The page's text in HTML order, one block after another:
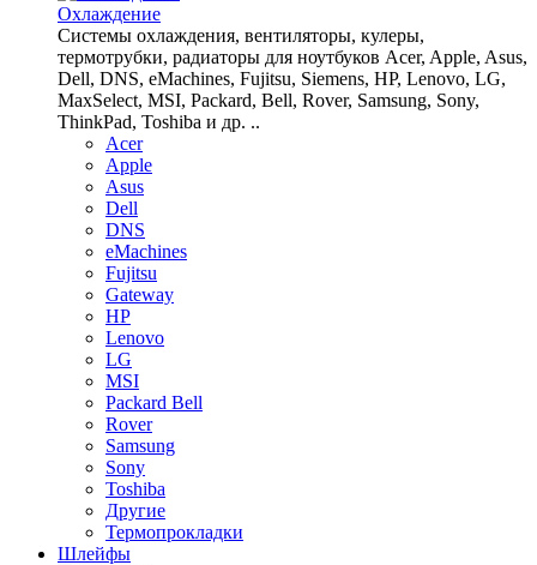
Охлаждение
Системы охлаждения, вентиляторы, кулеры,
термотрубки, радиаторы для ноутбуков Acer, Apple, Asus,
Dell, DNS, eMachines, Fujitsu, Siemens, HP, Lenovo, LG,
MaxSelect, MSI, Packard, Bell, Rover, Samsung, Sony,
ThinkPad, Toshiba и др. ..
Acer
Apple
Asus
Dell
DNS
eMachines
Fujitsu
Gateway
HP
Lenovo
LG
MSI
Packard Bell
Rover
Samsung
Sony
Toshiba
Другие
Термопрокладки
Шлейфы